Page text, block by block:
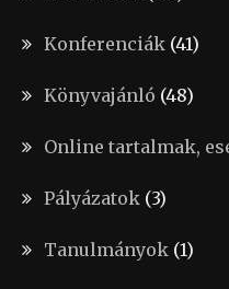
Konferenciák (41)
Könyvajánló (48)
Online tartalmak,
Pályázatok (3)
Tanulmányok (1)